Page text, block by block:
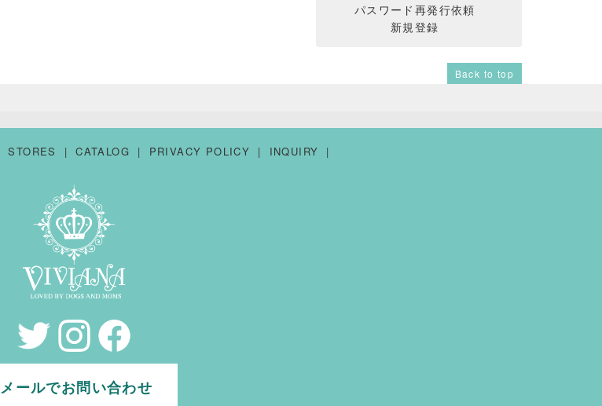
パスワード再発行依頼
新規登録
Back to top
STORES CATALOG PRIVACY POLICY INQUIRY
メールでお問い合わせ